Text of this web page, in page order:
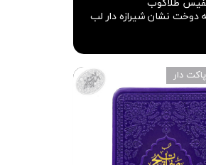
طلاکوب
دوخت نشان شیرازه دار لب
دار